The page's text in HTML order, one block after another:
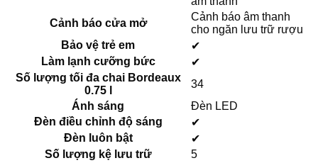
Cảnh báo cửa mở
Cảnh báo âm thanh
cho ngăn lưu trữ rượu
Bảo vệ trẻ em
✔
Làm lạnh cưỡng bức
✔
Số lượng tối đa chai Bordeaux
0.75 l
34
Ánh sáng
Đèn LED
Đèn điều chỉnh độ sáng
✔
Đèn luôn bật
✔
Số lượng kệ lưu trữ
5